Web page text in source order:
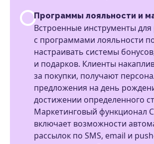
Программы лояльности и
Встроенные инструменты
с программами лояльности
настраивать системы
и подарков. Клиенты
за покупки, получают
предложения на день
достижении определенного
Маркетинговый функционал
включает возможности
рассылок по SMS, email и